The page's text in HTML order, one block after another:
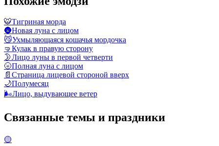
🐯Тигриная морда
🌚Новая луна с лицом
😼Ухмыляющаяся кошачья мордочка
🤜 Кулак в правую сторону
🌛Лицо луны в первой четверти
🌝Полная луна с лицом
📄 Страница лицевой стороной вверх
🌙Полумесяц
🌬️Лицо, выдувающее ветер
Связанные темы и праздники
🟡